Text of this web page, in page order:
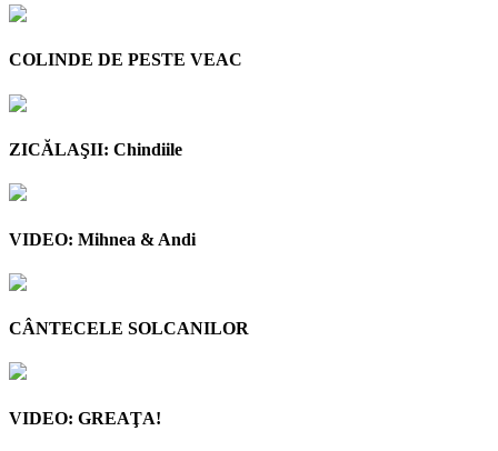
COLINDE DE PESTE VEAC
ZICĂLAŞII: Chindiile
VIDEO: Mihnea & Andi
CÂNTECELE SOLCANILOR
VIDEO: GREAŢA!